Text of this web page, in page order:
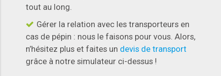
tout au long.
Gérer la relation avec les transporteurs en
cas de pépin : nous le faisons pour vous. Alors,
n’hésitez plus et faites un devis de transport
grâce à notre simulateur ci-dessus !